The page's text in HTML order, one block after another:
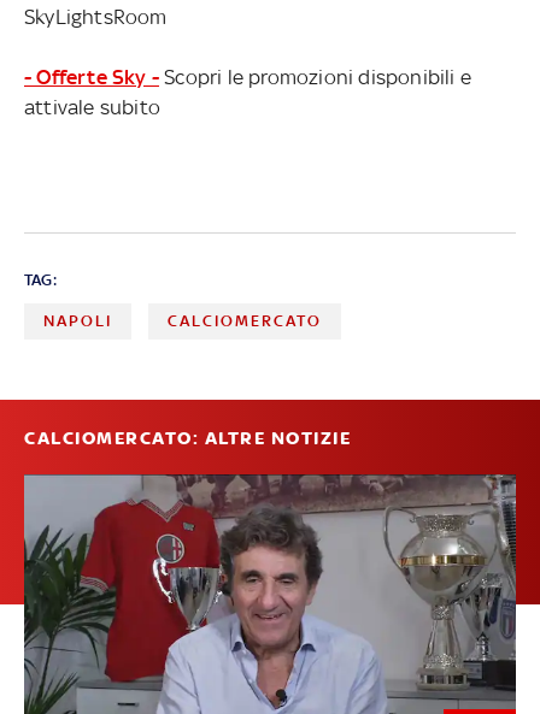
SkyLightsRoom
- Offerte Sky - Scopri le promozioni disponibili e
attivale subito
TAG:
NAPOLI CALCIOMERCATO
CALCIOMERCATO: ALTRE NOTIZIE